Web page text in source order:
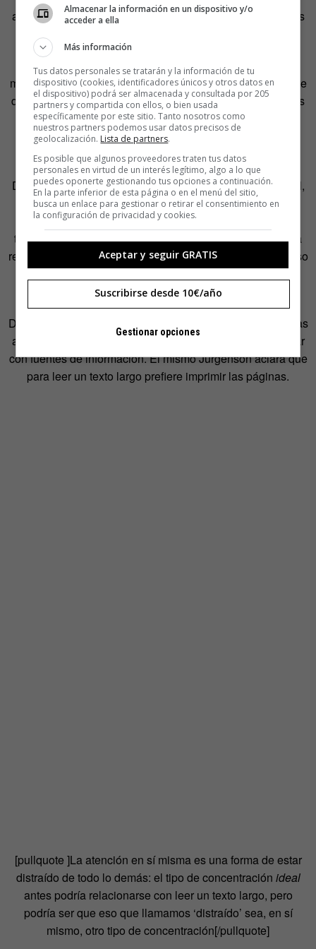
atención se reorganizan a la luz de las nuevas tecnologías
Los estudios que exponía Carr señalaban que, cada vez
más, nuestra mente trabaja a corto plazo, activando la parte
de nuestro procesamiento que se limita a tomar decisiones
(como clicar un enlace), mientras que se margina la
focalización sosegada (por ejemplo, de la lectura) que
permite que el conocimiento cale.
De nuevo, Jurgenson encuentra aquí una división artificial,
sin mucho sentido, entreatenciónydistracción. «La
atención en sí misma es una forma de estar distraído de
todo lo demás: el tipo de concentraciónidealantes podría
relacionarse con leer un texto largo, pero podría ser que eso
que llamamos distraído sea, en sí mismo, otro tipo de
concentración».
De todos modos, internet no erradica el resto de tecnologías
anteriores, sino que ofrece otros mecanismos para trabajar
con fuentes de información. El mismo Jurgenson aclara que
para leer un texto largo prefiere imprimir las páginas.
[pullquote ]La atención en sí misma es una forma de estar
distraído de todo lo demás: el tipo de concentración ideal
antes podría relacionarse con leer un texto largo, pero
podría ser que eso que llamamos ‘distraído’ sea, en sí
mismo, otro tipo de concentración[/pullquote]
Almacenar la información en un dispositivo y/o
acceder a ella
Más información
Tus datos personales se tratarán y la información de tu
dispositivo (cookies, identificadores únicos y otros datos en
el dispositivo) podrá ser almacenada y consultada por 205
partners y compartida con ellos, o bien usada
específicamente por este sitio. Tanto nosotros como
nuestros partners podemos usar datos precisos de
geolocalización. Lista de partners.
Es posible que algunos proveedores traten tus datos
personales en virtud de un interés legítimo, algo a lo que
puedes oponerte gestionando tus opciones a continuación.
En la parte inferior de esta página o en el menú del sitio,
busca un enlace para gestionar o retirar el consentimiento en
la configuración de privacidad y cookies.
Aceptar y seguir GRATIS
Suscribirse desde 10€/año
Gestionar opciones